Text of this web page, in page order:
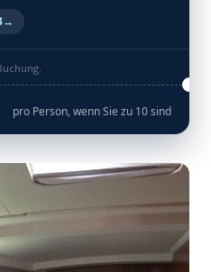
→
pro Person, wenn Sie zu 10 sind